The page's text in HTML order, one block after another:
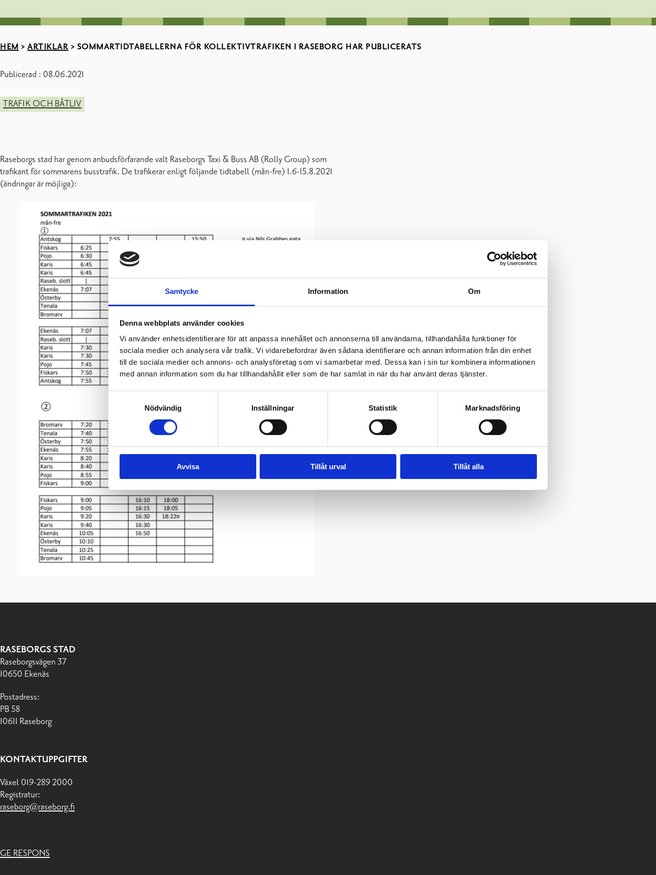
Samtycke Information Om
Denna webbplats använder cookies
Vi använder enhetsidentifierare för att anpassa innehållet och annonserna till användarna, tillhandahålla funktioner för
sociala medier och analysera vår trafik. Vi vidarebefordrar även sådana identifierare och annan information från din enhet
till de sociala medier och annons- och analysföretag som vi samarbetar med. Dessa kan i sin tur kombinera informationen
med annan information som du har tillhandahållit eller som de har samlat in när du har använt deras tjänster.
Nödvändig
Inställningar Statistik Marknadsföring
Avvisa Tillåt urval Tillåt alla
HEM > ARTIKLAR > SOMMARTIDTABELLERNA FÖR KOLLEKTIVTRAFIKEN I RASEBORG HAR PUBLICERATS
Publicerad : 08.06.2021
TRAFIK OCH BÅTLIV
Raseborgs stad har genom anbudsförfarande valt Raseborgs Taxi & Buss AB (Rolly Group) som
trafikant för sommarens busstrafik. De trafikerar enligt följande tidtabell (mån-fre) 1.6-15.8.2021
(ändringar är möjliga):
RASEBORGS STAD
Raseborgsvägen 37
10650 Ekenäs
Postadress:
PB 58
10611 Raseborg
KONTAKTUPPGIFTER
Växel 019-289 2000
Registratur:
raseborg@raseborg.fi
GE RESPONS